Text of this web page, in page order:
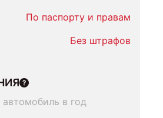
По паспорту и правам
Без штрафов
в год